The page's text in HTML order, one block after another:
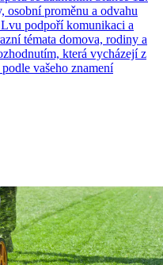
osobní proměnu a odvahu
podpoří komunikaci a
témata domova, rodiny a
která vycházejí z
vašeho znamení